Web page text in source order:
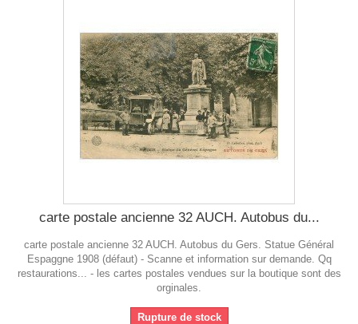
carte postale ancienne 32 AUCH. Autobus du...
carte postale ancienne 32 AUCH. Autobus du Gers. Statue Général
Espaggne 1908 (défaut) - Scanne et information sur demande. Qq
restaurations... - les cartes postales vendues sur la boutique sont des
orginales.
Rupture de stock